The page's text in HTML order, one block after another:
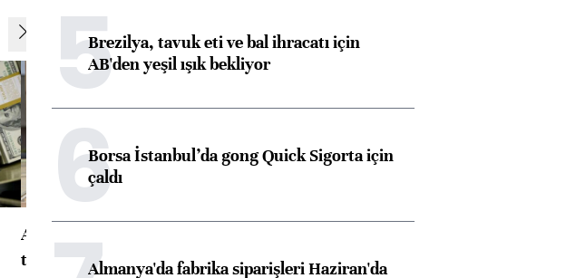
ABD'de konut başlangıçları
toparlandı
konusunda Unicredit ile
5Brezilya, tavuk eti ve bal ihracatı için
AB'den yeşil ışık bekliyor
6Borsa İstanbul’da gong Quick Sigorta için
çaldı
Almanya'da fabrika siparişleri Haziran'da